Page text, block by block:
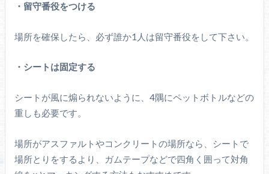
・留守番役をつける
場所を確保したら、必ず誰か1人は留守番役をして下さい。
・シートは固定する
シートが風に煽られないように、4隅にペットボトルなどの
重しも必要です。
場所がアスファルトやコンクリートの場所なら、シートで
場所とりをするより、ガムテープなどで四角く囲って対角